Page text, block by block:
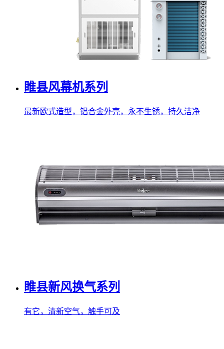
睢县风幕机系列
最新欧式造型，铝合金外壳，永不生锈，持久洁净
睢县新风换气系列
有它，清新空气，触手可及